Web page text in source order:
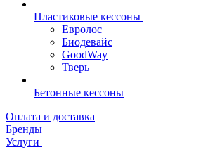
Пластиковые кессоны
Евролос
Биодевайс
GoodWay
Тверь
Бетонные кессоны
Оплата и доставка
Бренды
Услуги